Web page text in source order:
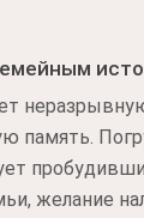
память.
желание